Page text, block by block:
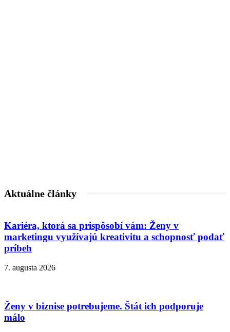
Aktuálne články
Kariéra, ktorá sa prispôsobí vám: Ženy v
marketingu využívajú kreativitu a schopnosť podať
príbeh
7. augusta 2026
Ženy v biznise potrebujeme. Štát ich podporuje
málo